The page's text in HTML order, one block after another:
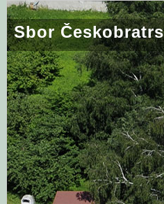
Sbor